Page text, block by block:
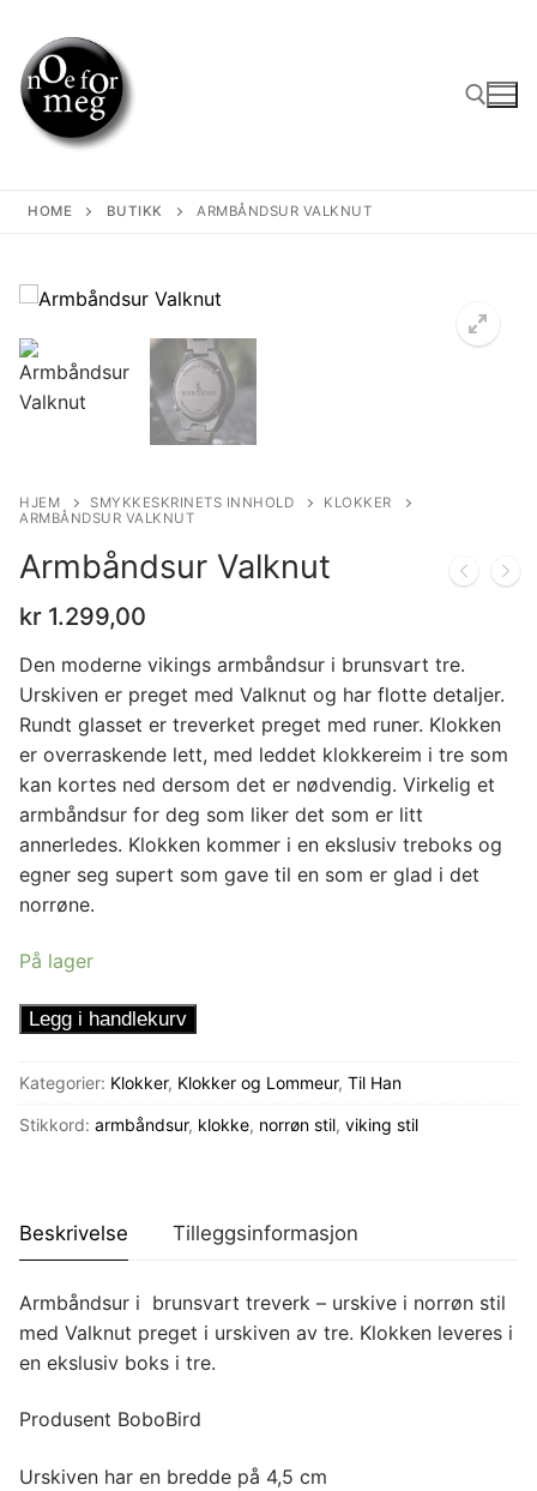
content
HOME BUTIKK ARMBÅNDSUR VALKNUT
HJEM SMYKKESKRINETS INNHOLD
KLOKKER
ARMBÅNDSUR VALKNUT
Armbåndsur Valknut
kr 1.299,00
Den moderne vikings armbåndsur i brunsvart tre.
Urskiven er preget med Valknut og har flotte detaljer.
Rundt glasset er treverket preget med runer. Klokken
er overraskende lett, med leddet klokkereim i tre som
kan kortes ned dersom det er nødvendig. Virkelig et
armbåndsur for deg som liker det som er litt
annerledes. Klokken kommer i en ekslusiv treboks og
egner seg supert som gave til en som er glad i det
norrøne.
På lager
Armbåndsur
antall
Legg i handlekurv
Kategorier: Klokker, Klokker og Lommeur, Til Han
Stikkord: armbåndsur, klokke, norrøn stil, viking stil
Beskrivelse Tilleggsinformasjon
Armbåndsur i brunsvart treverk – urskive i norrøn stil
med Valknut preget i urskiven av tre. Klokken leveres i
en ekslusiv boks i tre.
Produsent BoboBird
Urskiven har en bredde på 4,5 cm